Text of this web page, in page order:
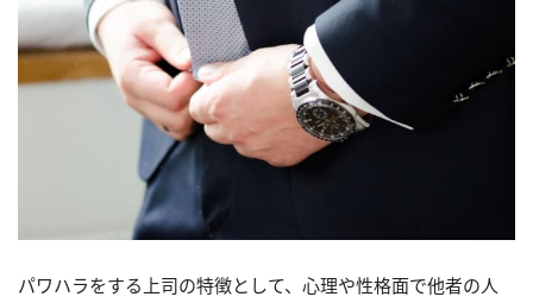
パワハラをする上司の特徴として、心理や性格面で他者の人